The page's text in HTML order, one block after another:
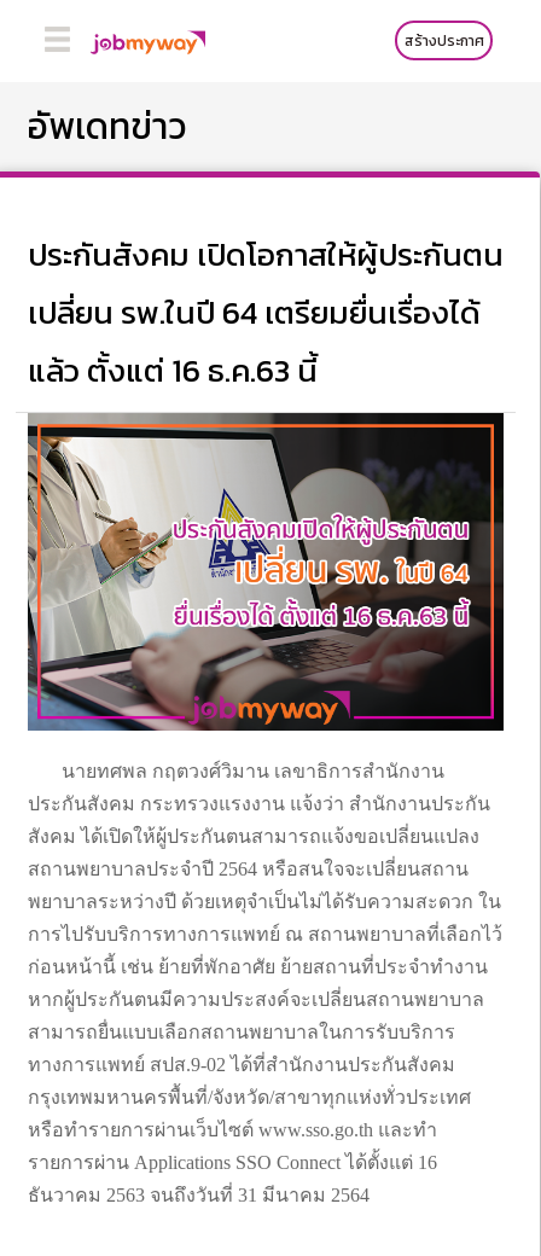
สร้างประกาศ
อัพเดทข่าว
ประกันสังคม เปิดโอกาสให้ผู้ประกันตน
เปลี่ยน รพ.ในปี 64 เตรียมยื่นเรื่องได้
แล้ว ตั้งแต่ 16 ธ.ค.63 นี้
นายทศพล กฤตวงศ์วิมาน เลขาธิการสำนักงาน
ประกันสังคม กระทรวงแรงงาน แจ้งว่า สำนักงานประกัน
สังคม ได้เปิดให้ผู้ประกันตนสามารถแจ้งขอเปลี่ยนแปลง
สถานพยาบาลประจำปี 2564 หรือสนใจจะเปลี่ยนสถาน
พยาบาลระหว่างปี ด้วยเหตุจำเป็นไม่ได้รับความสะดวก ใน
การไปรับบริการทางการแพทย์ ณ สถานพยาบาลที่เลือกไว้
ก่อนหน้านี้ เช่น ย้ายที่พักอาศัย ย้ายสถานที่ประจำทำงาน
หากผู้ประกันตนมีความประสงค์จะเปลี่ยนสถานพยาบาล
สามารถยื่นแบบเลือกสถานพยาบาลในการรับบริการ
ทางการแพทย์ สปส.9-02 ได้ที่สำนักงานประกันสังคม
กรุงเทพมหานครพื้นที่/จังหวัด/สาขาทุกแห่งทั่วประเทศ
หรือทำรายการผ่านเว็บไซต์ www.sso.go.th และทำ
รายการผ่าน Applications SSO Connect ได้ตั้งแต่ 16
ธันวาคม 2563 จนถึงวันที่ 31 มีนาคม 2564